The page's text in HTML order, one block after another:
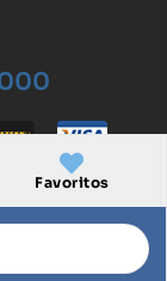
Favoritos